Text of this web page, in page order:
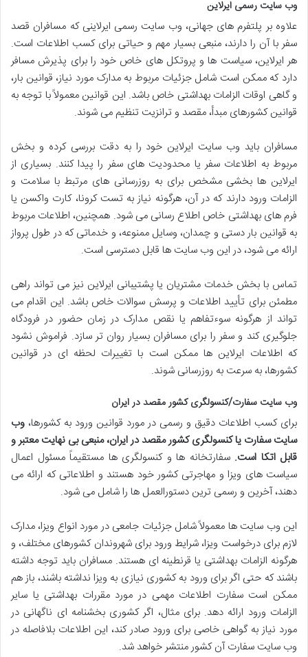
وب سایت رسمی ایرلاین
علاوه بر پلتفرم های جهانی، وب سایت رسمی ایرلاینی که مسافران قصد
سفر با آن را دارند، منبعی بسیار مهم و حیاتی برای کسب اطلاعات است.
هر ایرلاین، سیاست ها و پروتکل های خاص خود را برای پذیرش مسافر
دارد که ممکن است شامل جزئیات مربوط به مدارک مورد نیاز، قوانین بار،
و گاهی اوقات الزامات بهداشتی خاص باشد. این قوانین معمولاً با توجه به
قوانین کشورهای مبدأ، مقصد و ترانزیت تنظیم می شوند.
مسافران باید وب سایت ایرلاین خود را به دقت بررسی کرده و بخش
مربوط به اطلاعات سفر یا محدودیت های سفر را پیدا کنند. بسیاری از
ایرلاین ها بخشی مشخص برای به روزرسانی های مرتبط با سلامت و
الزامات ورود دارند که در آن، هرگونه نیاز به تست کرونا، کارت واکسن یا
فرم های بهداشتی خاص اطلاع رسانی می شود. همچنین، اطلاعات مربوط
به قوانین بار دستی و چمدان، وسایل ممنوعه، و خدماتی که در طول پرواز
ارائه می شود، در این وب سایت ها قابل دسترسی است.
تماس با بخش خدمات مشتریان یا پشتیبانی ایرلاین نیز می تواند راهی
مطمئن برای تأیید اطلاعات و پرسش سوالات خاص باشد. این اقدام می
تواند از هرگونه سوءتفاهم یا نقص مدارک در زمان حضور در فرودگاه
جلوگیری کند و سفر را برای مسافران بسیار روان تر سازد. فراموش نشود
که اطلاعات ایرلاین ها ممکن است با تغییرات لحظه ای در قوانین
کشورها، به سرعت به روزرسانی شوند.
وب سایت سفارت/کنسولگری کشور مقصد در ایران
برای کسب اطلاعات دقیق و رسمی در مورد قوانین ورود به کشورها، وب
سایت سفارت یا کنسولگری کشور مقصد در ایران، منبعی بی نهایت معتبر و
قابل اتکا است. سفارتخانه ها و کنسولگری ها مستقیماً مسئول اعمال
سیاست های ویزا و مهاجرتی کشور خود هستند و اطلاعاتی که ارائه می
دهند، آخرین و رسمی ترین دستورالعمل ها را شامل می شود.
این وب سایت ها معمولاً شامل جزئیات جامعی در مورد انواع ویزا، مدارک
لازم برای درخواست ویزا، شرایط ورود برای شهروندان کشورهای مختلف، و
هرگونه الزامات بهداشتی یا قرنطینه ای هستند. مسافران باید توجه داشته
باشند که حتی اگر برای ورود به کشوری نیازی به ویزا نداشته باشند، باز هم
ممکن است سفارت اطلاعات مهمی در مورد مقررات بهداشتی یا سایر
الزامات ورود ارائه دهد. برای مثال، اگر کشوری بخشنامه ای ناگهانی در
مورد نیاز به گواهی خاصی برای ورود صادر کند، این اطلاعات بلافاصله در
وب سایت سفارت آن کشور منتشر خواهد شد.